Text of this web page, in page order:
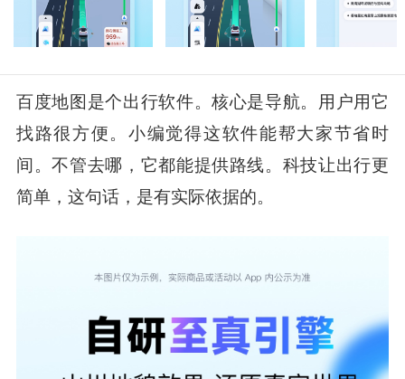
百度地图是个出行软件。核心是导航。用户用它
找路很方便。小编觉得这软件能帮大家节省时
间。不管去哪，它都能提供路线。科技让出行更
简单，这句话，是有实际依据的。